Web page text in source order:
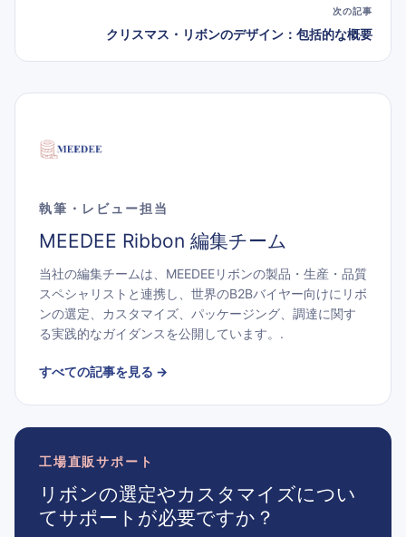
次の記事
クリスマス・リボンのデザイン：包括的な概要
執筆・レビュー担当
MEEDEE Ribbon 編集チーム
当社の編集チームは、MEEDEEリボンの製品・生産・品質
スペシャリストと連携し、世界のB2Bバイヤー向けにリボ
ンの選定、カスタマイズ、パッケージング、調達に関す
る実践的なガイダンスを公開しています。.
すべての記事を見る →
工場直販サポート
リボンの選定やカスタマイズについ
てサポートが必要ですか？